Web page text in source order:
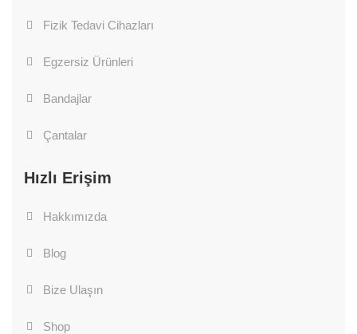
Fizik Tedavi Cihazları
Egzersiz Ürünleri
Bandajlar
Çantalar
Hızlı Erişim
Hakkımızda
Blog
Bize Ulaşın
Shop